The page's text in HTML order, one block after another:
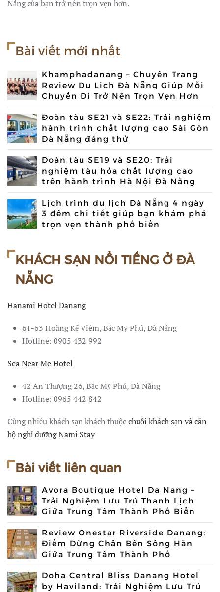
Nẵng của bạn trở nên trọn vẹn hơn.
Bài viết mới nhất
Khamphadanang – Chuyên Trang
Review Du Lịch Đà Nẵng Giúp Mỗi
Chuyến Đi Trở Nên Trọn Vẹn Hơn
Đoàn tàu SE21 và SE22: Trải nghiệm
hành trình chất lượng cao Sài Gòn
Đà Nẵng đáng thử
Đoàn tàu SE19 và SE20: Trải
nghiệm tàu hỏa chất lượng cao
trên hành trình Hà Nội Đà Nẵng
Lịch trình du lịch Đà Nẵng 4 ngày
3 đêm chi tiết giúp bạn khám phá
trọn vẹn thành phố biển
KHÁCH SẠN NỔI TIẾNG Ở ĐÀ
NẴNG
Hanami Hotel Danang
61-63 Hoàng Kế Viêm, Bắc Mỹ Phú, Đà Nẵng
Hotline: 0905 432 992
Sea Near Me Hotel
42 An Thượng 26, Bắc Mỹ Phú, Đà Nẵng
Hotline: 0965 442 842
Cùng nhiều khách sạn khách thuộcchuỗi khách sạn và căn
hộ nghỉ dưỡng Nami Stay
Bài viết liên quan
Avora Boutique Hotel Da Nang –
Trải Nghiệm Lưu Trú Thanh Lịch
Giữa Trung Tâm Thành Phố Biển
Review Onestar Riverside Danang:
Điểm Dừng Chân Bên Sông Hàn
Giữa Trung Tâm Thành Phố
Doha Central Bliss Danang Hotel
by Haviland: Trải Nghiệm Lưu Trú